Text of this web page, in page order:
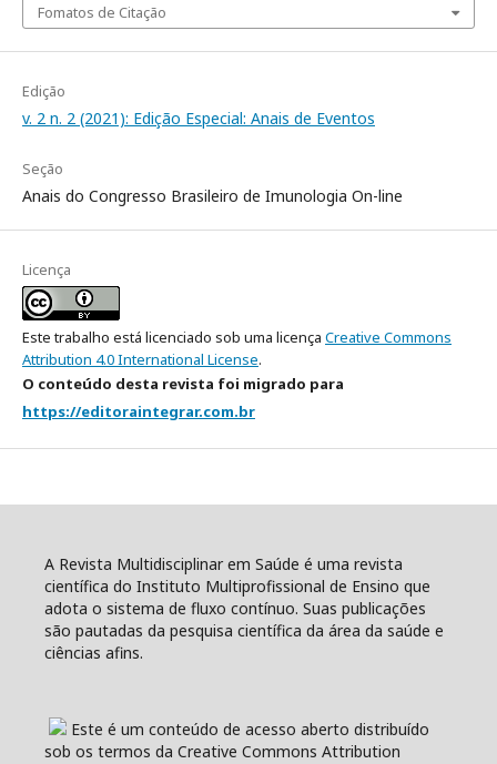
Fomatos de Citação
Edição
v. 2 n. 2 (2021): Edição Especial: Anais de Eventos
Seção
Anais do Congresso Brasileiro de Imunologia On-line
Licença
Este trabalho está licenciado sob uma licença Creative Commons
Attribution 4.0 International License.
O conteúdo desta revista foi migrado para
https://editoraintegrar.com.br
A Revista Multidisciplinar em Saúde é uma revista
científica do Instituto Multiprofissional de Ensino que
adota o sistema de fluxo contínuo. Suas publicações
são pautadas da pesquisa científica da área da saúde e
ciências afins.
Este é um conteúdo de acesso aberto distribuído
sob os termos da Creative Commons Attribution